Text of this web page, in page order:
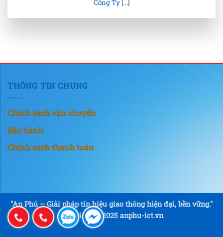
Công Ty [...]
THÔNG TIN CHUNG
Chính sách vận chuyển
Bảo hành
Chính sách thanh toán
"An Phú – Giải pháp tín hiệu giao thông hiện đại, bền vững."
Copyright © 2025 anphu-ict.vn